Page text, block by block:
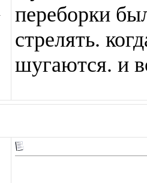
переборки
стрелять.
шугаются. и